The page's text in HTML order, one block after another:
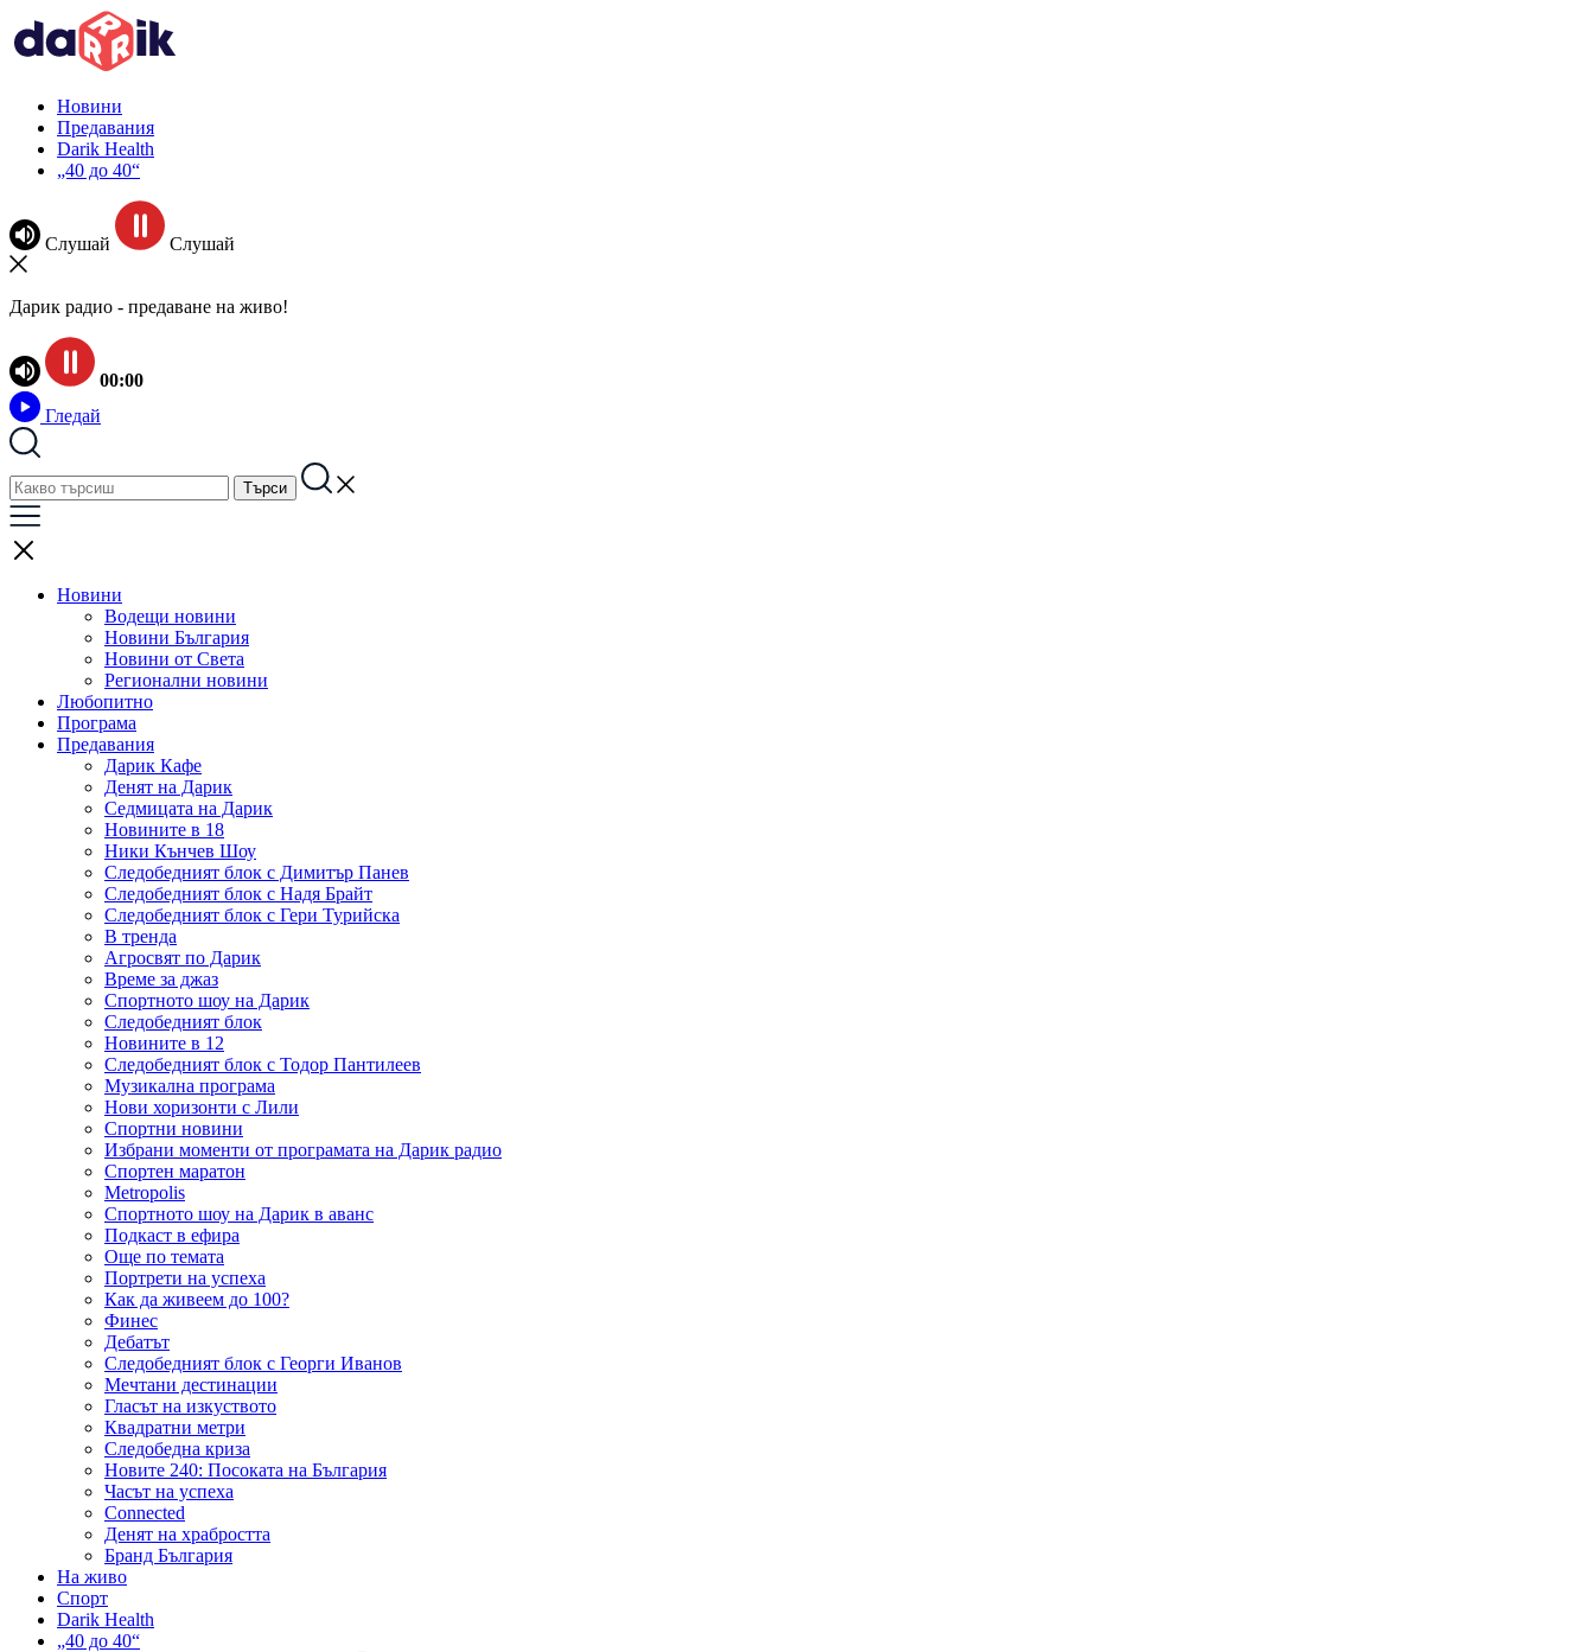
Новини
Предавания
Darik Health
„40 до 40“
Слушай Слушай
Дарик радио - предаване на живо!
00:00
Гледай
Новини
Водещи новини
Новини България
Новини от Света
Регионални новини
Любопитно
Програма
Предавания
Дарик Кафе
Денят на Дарик
Седмицата на Дарик
Новините в 18
Ники Кънчев Шоу
Следобедният блок с Димитър Панев
Следобедният блок с Надя Брайт
Следобедният блок с Гери Турийска
В тренда
Агросвят по Дарик
Време за джаз
Спортното шоу на Дарик
Следобедният блок
Новините в 12
Следобедният блок с Тодор Пантилеев
Музикална програма
Нови хоризонти с Лили
Спортни новини
Избрани моменти от програмата на Дарик радио
Спортен маратон
Metropolis
Спортното шоу на Дарик в аванс
Подкаст в ефира
Още по темата
Портрети на успеха
Как да живеем до 100?
Финес
Дебатът
Следобедният блок с Георги Иванов
Мечтани дестинации
Гласът на изкуството
Квадратни метри
Следобедна криза
Новите 240: Посоката на България
Часът на успеха
Connected
Денят на храбростта
Бранд България
На живо
Спорт
Darik Health
„40 до 40“